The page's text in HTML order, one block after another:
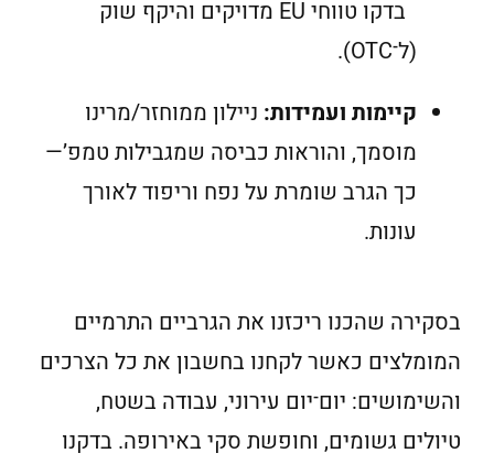
בדקו טווחי EU מדויקים והיקף שוק
(ל־OTC).
קיימות ועמידות: ניילון ממוחזר/מרינו
מוסמך, והוראות כביסה שמגבילות טמפ’—
כך הגרב שומרת על נפח וריפוד לאורך
עונות.
בסקירה שהכנו ריכזנו את הגרביים התרמיים
המומלצים כאשר לקחנו בחשבון את כל הצרכים
והשימושים: יום־יום עירוני, עבודה בשטח,
טיולים גשומים, וחופשת סקי באירופה. בדקנו